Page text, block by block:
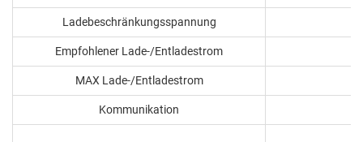
Ladebeschränkungsspannung
Empfohlener Lade-/Entladestrom
MAX Lade-/Entladestrom
Kommunikation